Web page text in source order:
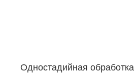
Одностадийная обработка